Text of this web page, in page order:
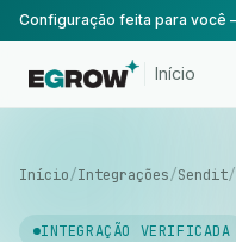
Início
Início/Integrações/Sendit/
INTEGRAÇÃO VERIFICADA